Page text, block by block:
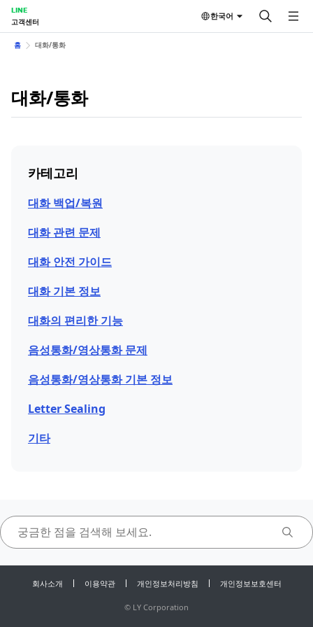
LINE
고객센터
한국어
홈 대화/통화
대화/통화
카테고리
대화 백업/복원
대화 관련 문제
대화 안전 가이드
대화 기본 정보
대화의 편리한 기능
음성통화/영상통화 문제
음성통화/영상통화 기본 정보
Letter Sealing
기타
회사소개 이용약관 개인정보처리방침 개인정보보호센터
© LY Corporation